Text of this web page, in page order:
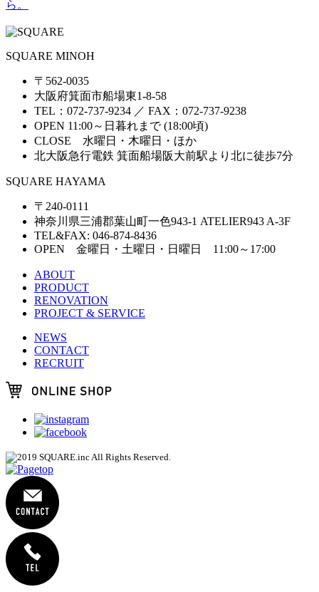
SQUARE MINOH
〒562-0035
大阪府箕面市船場東1-8-58
TEL：072-737-9234 ／ FAX：072-737-9238
OPEN 11:00～日暮れまで (18:00頃)
CLOSE 水曜日・木曜日・ほか
北大阪急行電鉄 箕面船場阪大前駅より北に徒歩7分
SQUARE HAYAMA
〒240-0111
神奈川県三浦郡葉山町一色943-1 ATELIER943 A-3F
TEL&FAX: 046-874-8436
OPEN 金曜日・土曜日・日曜日 11:00～17:00
ABOUT
PRODUCT
RENOVATION
PROJECT & SERVICE
NEWS
CONTACT
RECRUIT